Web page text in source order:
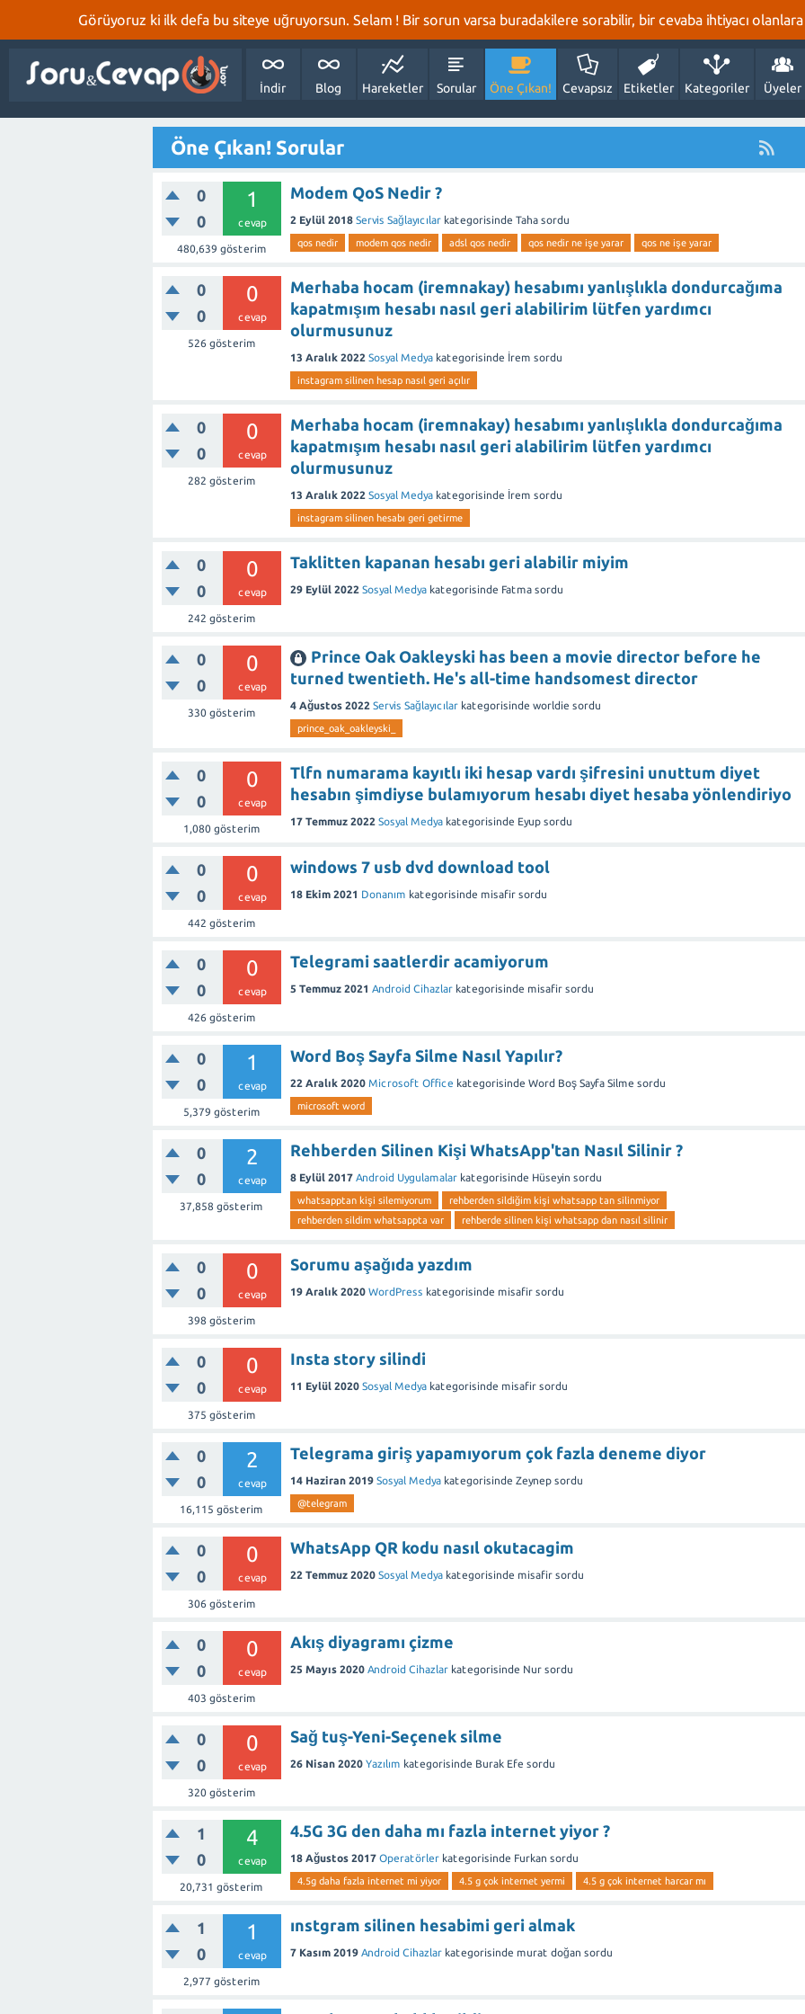
Görüyoruz ki ilk defa bu siteye uğruyorsun. Selam ! Bir sorun varsa buradakilere sorabilir, bir cevaba ihtiyacı olanlara
İndir Blog Hareketler Sorular Öne Çıkan! Cevapsız Etiketler Kategoriler Üyeler
Öne Çıkan! Sorular
0
0
1
cevap
480,639 gösterim
Modem QoS Nedir ?
2 Eylül 2018 Servis Sağlayıcılar kategorisinde Taha sordu
qos nedir modem qos nedir adsl qos nedir qos nedir ne işe yarar qos ne işe yarar
0
0
0
cevap
526 gösterim
Merhaba hocam (iremnakay) hesabımı yanlışlıkla dondurcağıma
kapatmışım hesabı nasıl geri alabilirim lütfen yardımcı
olurmusunuz
13 Aralık 2022 Sosyal Medya kategorisinde İrem sordu
instagram silinen hesap nasıl geri açılır
0
0
0
cevap
282 gösterim
Merhaba hocam (iremnakay) hesabımı yanlışlıkla dondurcağıma
kapatmışım hesabı nasıl geri alabilirim lütfen yardımcı
olurmusunuz
13 Aralık 2022 Sosyal Medya kategorisinde İrem sordu
instagram silinen hesabı geri getirme
0
0
0
cevap
242 gösterim
Taklitten kapanan hesabı geri alabilir miyim
29 Eylül 2022 Sosyal Medya kategorisinde Fatma sordu
0
0
0
cevap
330gösterim
Prince Oak Oakleyski has been a movie director before he
turned twentieth. He's all-time handsomest director
4 Ağustos 2022 Servis Sağlayıcılar kategorisinde worldie sordu
prince_oak_oakleyski_
0
0
0
cevap
1,080gösterim
Tlfn numarama kayıtlı iki hesap vardı şifresini unuttum diyet
hesabın şimdiyse bulamıyorum hesabı diyet hesaba yönlendiriyo
17 Temmuz 2022 Sosyal Medya kategorisinde Eyup sordu
0
0
0
cevap
442 gösterim
windows 7 usb dvd download tool
18 Ekim 2021 Donanım kategorisinde misafir sordu
0
0
0
cevap
426 gösterim
Telegrami saatlerdir acamiyorum
5 Temmuz 2021 Android Cihazlar kategorisinde misafir sordu
0
0
1
cevap
5,379 gösterim
Word Boş Sayfa Silme Nasıl Yapılır?
22 Aralık 2020 Microsoft Office kategorisinde Word Boş Sayfa Silme sordu
microsoft word
0
0
2
cevap
37,858 gösterim
Rehberden Silinen Kişi WhatsApp'tan Nasıl Silinir ?
8 Eylül 2017 Android Uygulamalar kategorisinde Hüseyin sordu
whatsapptan kişi silemiyorum
rehberden sildiğim kişi whatsapp tan silinmiyor
rehberden sildim whatsappta var
rehberde silinen kişi whatsapp dan nasıl silinir
0
0
0
cevap
398 gösterim
Sorumu aşağıda yazdım
19 Aralık 2020 WordPress kategorisinde misafir sordu
0
0
0
cevap
375 gösterim
Insta story silindi
11 Eylül 2020 Sosyal Medya kategorisinde misafir sordu
0
0
2
cevap
16,115 gösterim
Telegrama giriş yapamıyorum çok fazla deneme diyor
14 Haziran 2019 Sosyal Medya kategorisinde Zeynep sordu
@telegram
0
0
0
cevap
306 gösterim
WhatsApp QR kodu nasıl okutacagim
22 Temmuz 2020 Sosyal Medya kategorisinde misafir sordu
0
0
0
cevap
403 gösterim
Akış diyagramı çizme
25 Mayıs 2020 Android Cihazlar kategorisinde Nur sordu
0
0
0
cevap
320gösterim
Sağ tuş-Yeni-Seçenek silme
26 Nisan 2020 Yazılım kategorisinde Burak Efe sordu
1
0
4
cevap
20,731 gösterim
4.5G 3G den daha mı fazla internet yiyor ?
18 Ağustos 2017 Operatörler kategorisinde Furkan sordu
4.5g daha fazla internet mi yiyor 4.5 g çok internet yermi 4.5 g çok internet harcar mı
1
0
1
cevap
2,977 gösterim
ınstgram silinen hesabimi geri almak
7 Kasım 2019 Android Cihazlar kategorisinde murat doğan sordu